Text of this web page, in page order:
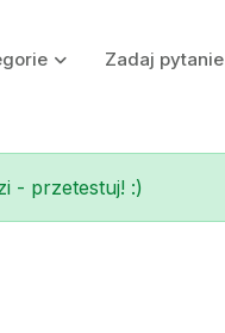
Zadaj pytanie
- przetestuj! :)